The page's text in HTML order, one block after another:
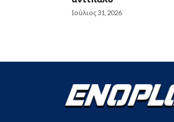
Ιούλιος 31, 2026